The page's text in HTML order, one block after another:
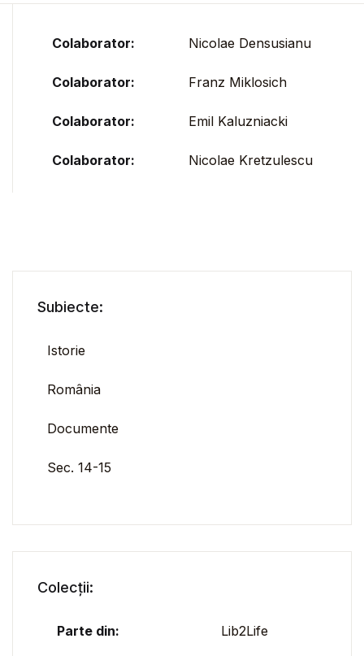
Colaborator: Nicolae Densusianu
Colaborator: Franz Miklosich
Colaborator: Emil Kaluzniacki
Colaborator: Nicolae Kretzulescu
Subiecte:
Istorie
România
Documente
Sec. 14-15
Colecții:
Parte din: Lib2Life